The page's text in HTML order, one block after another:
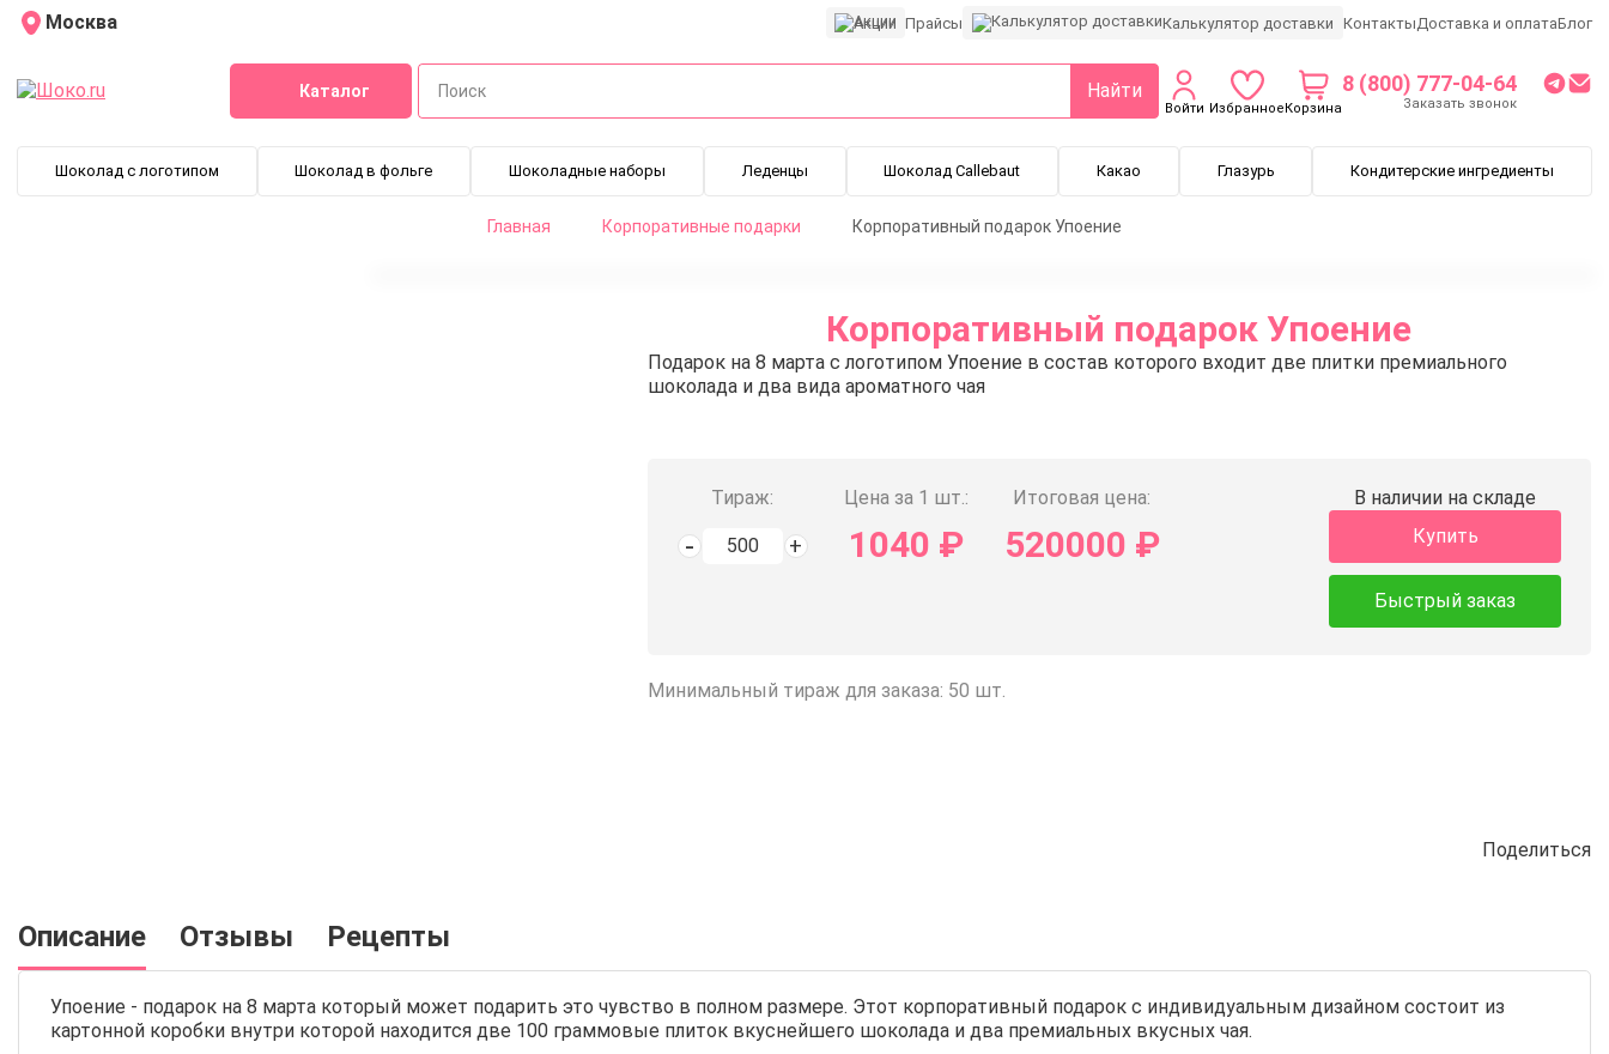
Москва Акции Прайсы Калькулятор доставки КонтактыДоставка и оплатаБлог
Каталог Найти
Войти ИзбранноеКорзина
8 (800) 777-04-64
Заказать звонок
Шоколад с логотипом Шоколад в фольге Шоколадные наборы Леденцы Шоколад Callebaut Какао Глазурь Кондитерские ингредиенты
Главная Корпоративные подарки Корпоративный подарок Упоение
Корпоративный подарок Упоение
Подарок на 8 марта с логотипом Упоение в состав которого входит две плитки премиального
шоколада и два вида ароматного чая
Тираж: Цена за 1 шт.:
1040 ₽
Итоговая цена:
520000 ₽
В наличии на складе
Купить
Быстрый заказ
Минимальный тираж для заказа: 50 шт.
Поделиться
Описание Отзывы Рецепты
Упоение - подарок на 8 марта который может подарить это чувство в полном размере. Этот корпоративный подарок с индивидуальным дизайном состоит из
картонной коробки внутри которой находится две 100 граммовые плиток вкуснейшего шоколада и два премиальных вкусных чая.